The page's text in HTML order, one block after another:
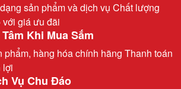
sản phẩm và dịch vụ Chất lượng
với giá ưu đãi
Khi Mua Sắm
phẩm, hàng hóa chính hãng Thanh toán
lợi
Vụ Chu Đáo